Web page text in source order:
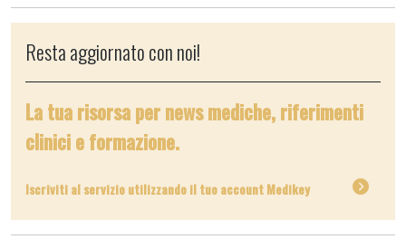
Resta aggiornato con noi!
La tua risorsa per news mediche, riferimenti
clinici e formazione.
Iscriviti al servizio utilizzando il tuo account Medikey